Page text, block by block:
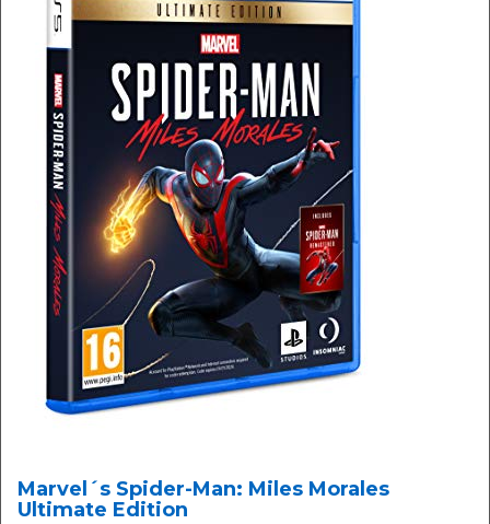
Marvel´s Spider-Man: Miles Morales
Ultimate Edition